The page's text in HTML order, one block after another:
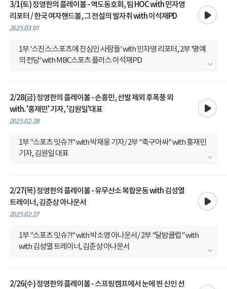
3/1(토) 정영한의 플레이볼 - 역도동호회, 팀 HOC with 민자영
리포터 / 한국 여자핸드볼, 그 전설의 발자취 with 이석재PD
2025.03.01
1부 '스진스:스포츠에 진심인 사람들' with 민자영 리포터, 2부 '명예
의 전당' with MBC스포츠 플러스 이석재PD
2/28(금) 정영한의 플레이볼 - 손흥민, 선발 제외 후폭풍 외
with. '홍재민' 기자, '김원일'대표
2025.02.28
1부 "스포츠 잇슈?!" with 박재웅 기자/ 2부 "축구아싸" with 홍재민
기자, 김원일 대표
2/27(목) 정영한의 플레이볼 - 유무산소 복합운동 with 김성열
트레이너, 김준상 아나운서
2025.02.27
1부 "스포츠 잇슈?!" with 박소영 아나운서/ 2부 "달밤클럽" with
with 김성열 트레이너, 김준상 아나운서
2/26(수) 정영한의 플레이볼 - 스프링캠프에서 눈에 띈 신인 선